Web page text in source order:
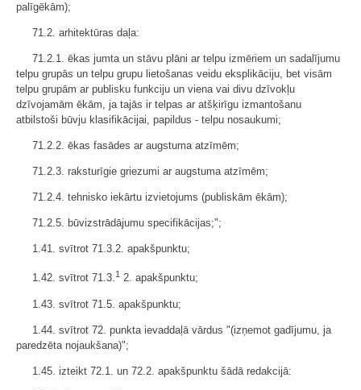
palīgēkām);
71.2. arhitektūras daļa:
71.2.1. ēkas jumta un stāvu plāni ar telpu izmēriem un sadalījumu
telpu grupās un telpu grupu lietošanas veidu eksplikāciju, bet visām
telpu grupām ar publisku funkciju un viena vai divu dzīvokļu
dzīvojamām ēkām, ja tajās ir telpas ar atšķirīgu izmantošanu
atbilstoši būvju klasifikācijai, papildus - telpu nosaukumi;
71.2.2. ēkas fasādes ar augstuma atzīmēm;
71.2.3. raksturīgie griezumi ar augstuma atzīmēm;
71.2.4. tehnisko iekārtu izvietojums (publiskām ēkām);
71.2.5. būvizstrādājumu specifikācijas;";
1.41. svītrot 71.3.2. apakšpunktu;
1.42. svītrot 71.3.1 2. apakšpunktu;
1.43. svītrot 71.5. apakšpunktu;
1.44. svītrot 72. punkta ievaddaļā vārdus "(izņemot gadījumu, ja
paredzēta nojaukšana)";
1.45. izteikt 72.1. un 72.2. apakšpunktu šādā redakcijā: